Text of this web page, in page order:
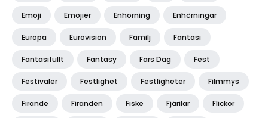
Emoji Emojier Enhörning Enhörningar
Europa Eurovision Familj Fantasi
Fantasifullt Fantasy Fars Dag Fest
Festivaler Festlighet Festligheter Filmmys
Firande Firanden Fiske Fjärilar Flickor